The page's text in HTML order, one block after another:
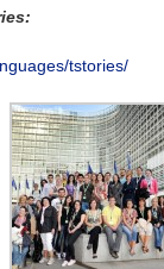
tstories/